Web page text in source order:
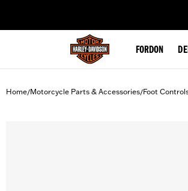
FORDON
Home/Motorcycle Parts & Accessories/Foot